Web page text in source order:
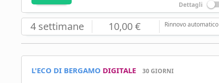
Dettagli
4 settimane 10,00 € Rinnovo automatico
L'ECO DI BERGAMO DIGITALE 30 GIORNI